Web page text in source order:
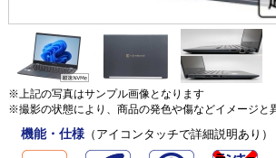
※上記の写真はサンプル画像となります
※撮影の状態により、商品の発色や傷などイメージと
機能・仕様（アイコンタッチで詳細説明あり）